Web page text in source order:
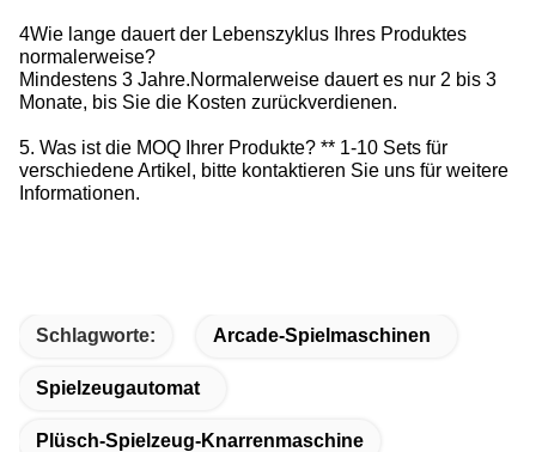
4Wie lange dauert der Lebenszyklus Ihres Produktes
normalerweise?
Mindestens 3 Jahre.Normalerweise dauert es nur 2 bis 3
Monate, bis Sie die Kosten zurückverdienen.
5. Was ist die MOQ Ihrer Produkte? ** 1-10 Sets für
verschiedene Artikel, bitte kontaktieren Sie uns für weitere
Informationen.
Schlagworte: Arcade-Spielmaschinen
Spielzeugautomat
Plüsch-Spielzeug-Knarrenmaschine